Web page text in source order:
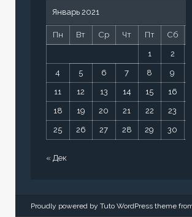
Январь 2021
Пн Вт Ср Чт Пт Сб
1 2
4 5 6 7 8 9
11 12 13 14 15 16
18 19 20 21 22 23
25 26 27 28 29 30
« Дек
Proudly powered by Tuto WordPress theme